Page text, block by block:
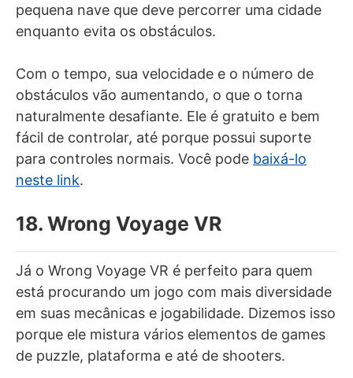
pequena nave que deve percorrer uma cidade
enquanto evita os obstáculos.
Com o tempo, sua velocidade e o número de
obstáculos vão aumentando, o que o torna
naturalmente desafiante. Ele é gratuito e bem
fácil de controlar, até porque possui suporte
para controles normais. Você pode baixá-lo
neste link.
18. Wrong Voyage VR
Já o Wrong Voyage VR é perfeito para quem
está procurando um jogo com mais diversidade
em suas mecânicas e jogabilidade. Dizemos isso
porque ele mistura vários elementos de games
de puzzle, plataforma e até de shooters.